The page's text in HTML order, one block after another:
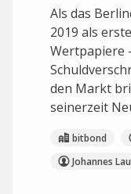
Als das
2019 als
Wertpapiere
den Markt
seinerzeit
bitbond
Johannes